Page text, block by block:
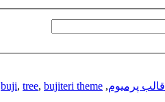
قالب پرمیوم,
buji, tree, bujiteri theme